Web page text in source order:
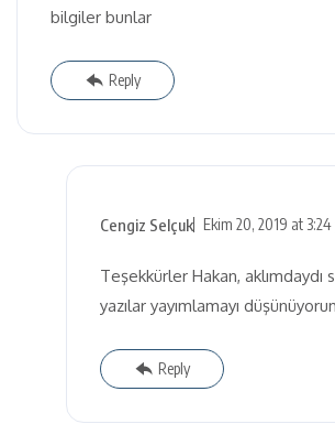
bilgiler bunlar
Reply
Cengiz Selçuk Ekim 20, 2019 at 3:24
Teşekkürler Hakan, aklımdaydı
yazılar yayımlamayı
Reply